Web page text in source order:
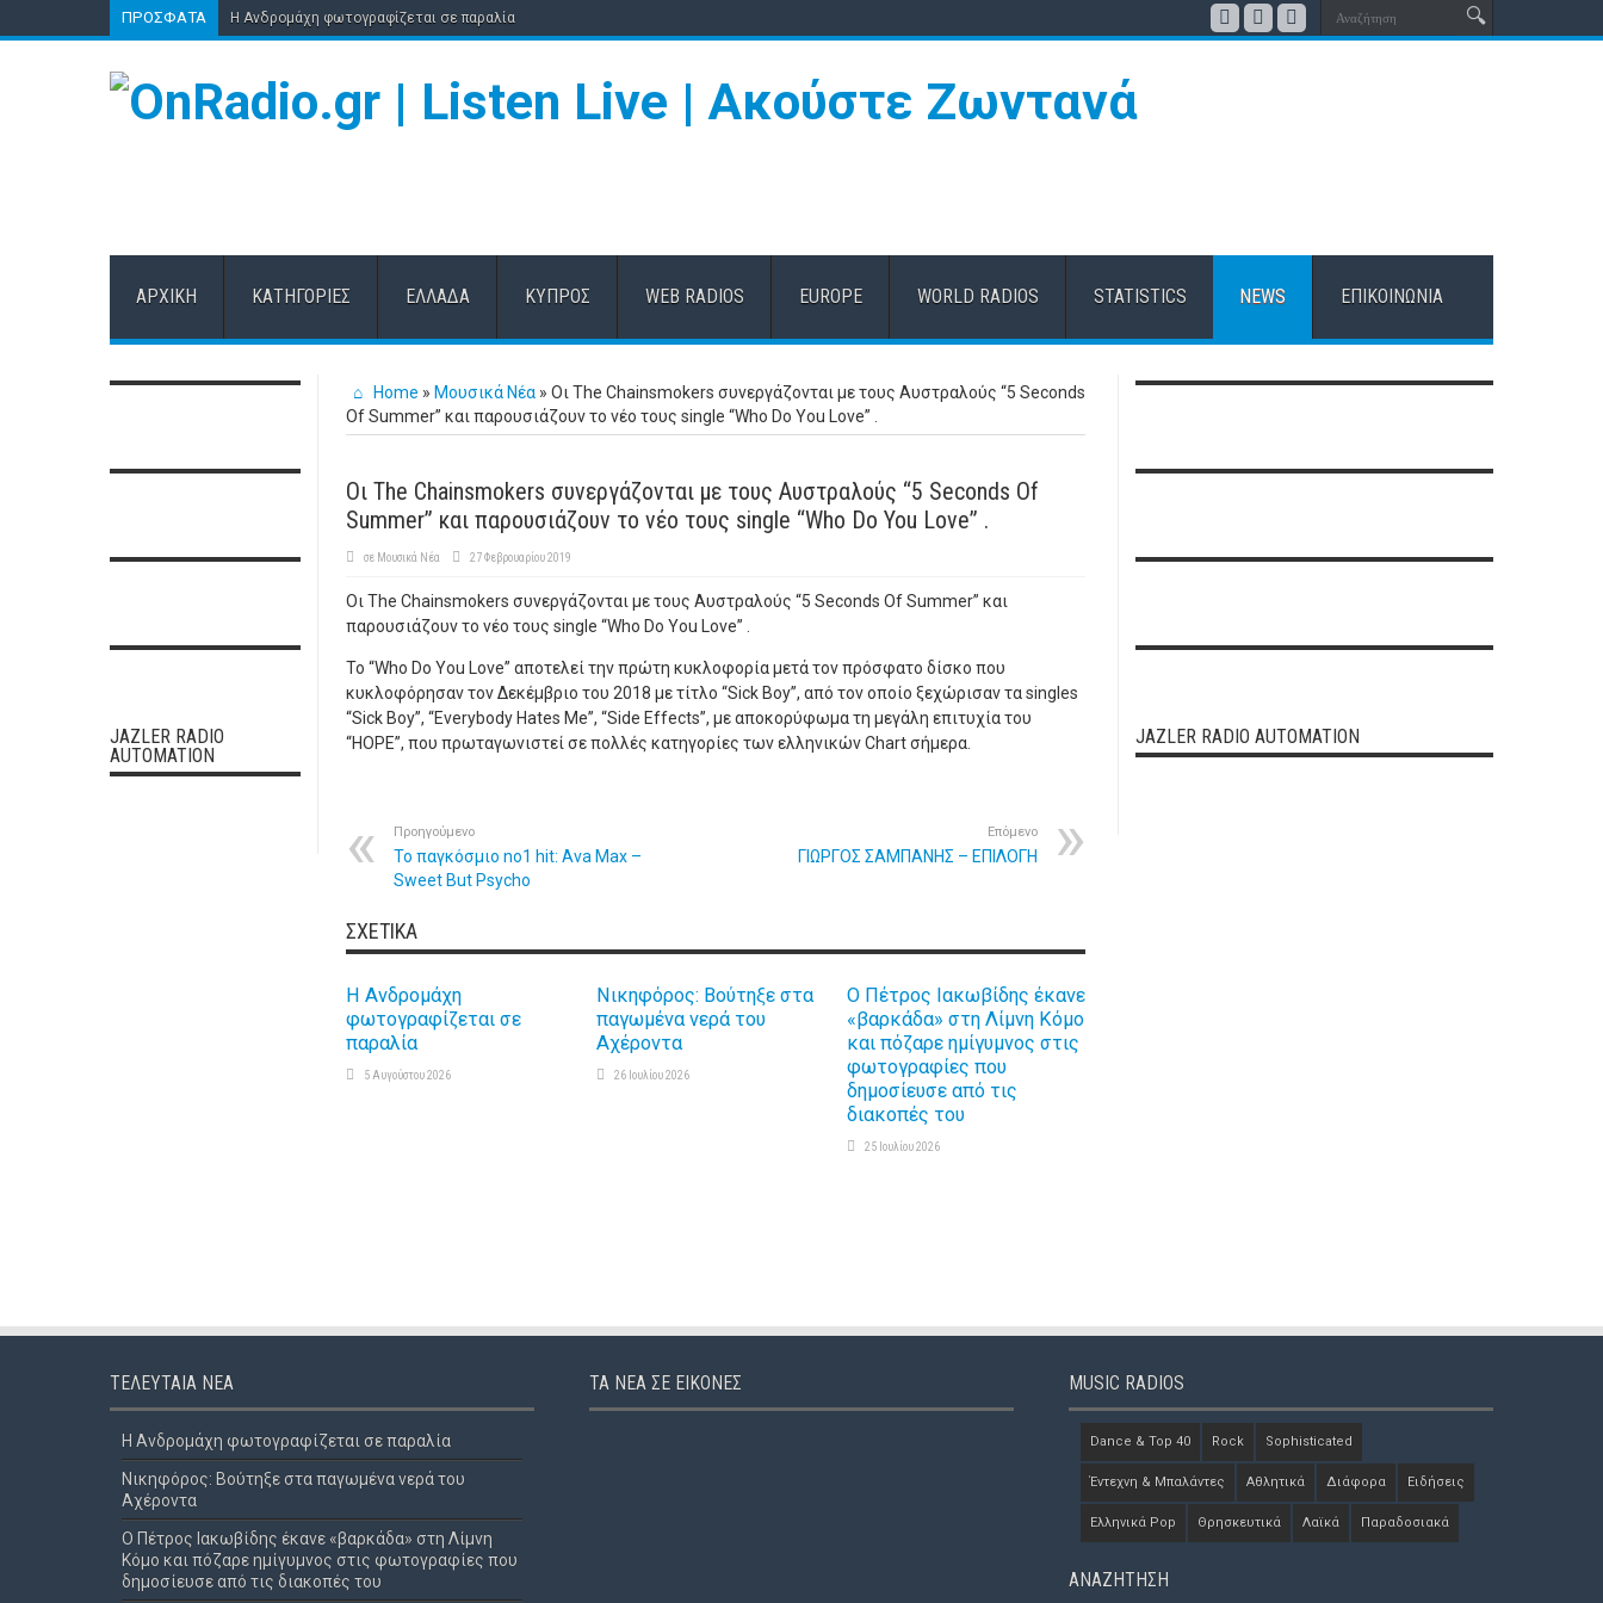
ΠΡΌΣΦΑΤΑ Η Ανδρομάχη φωτογραφίζεται σε παραλία
ΑΡΧΙΚΉ ΚΑΤΗΓΟΡΊΕΣ ΕΛΛΆΔΑ ΚΎΠΡΟΣ WEB RADIOS EUROPE WORLD RADIOS STATISTICS NEWS ΕΠΙΚΟΙΝΩΝΊΑ
Home » Μουσικά Νέα » Οι The Chainsmokers συνεργάζονται με τους Αυστραλούς “5 Seconds
Of Summer” και παρουσιάζουν το νέο τους single “Who Do You Love” .
Οι The Chainsmokers συνεργάζονται με τους Αυστραλούς “5 Seconds Of
Summer” και παρουσιάζουν το νέο τους single “Who Do You Love” .
σε Μουσικά Νέα 27 Φεβρουαρίου 2019
Οι The Chainsmokers συνεργάζονται με τους Αυστραλούς “5 Seconds Of Summer” και
παρουσιάζουν το νέο τους single “Who Do You Love” .
To “Who Do You Love” αποτελεί την πρώτη κυκλοφορία μετά τον πρόσφατο δίσκο που
κυκλοφόρησαν τον Δεκέμβριο του 2018 με τίτλο “Sick Boy”, από τον οποίο ξεχώρισαν τα singles
“Sick Boy”, “Everybody Hates Me”, “Side Effects”, με αποκορύφωμα τη μεγάλη επιτυχία του
“HOPE”, που πρωταγωνιστεί σε πολλές κατηγορίες των ελληνικών Chart σήμερα.
Προηγούμενο
To παγκόσμιο nο1 hit: Ava Max –
Sweet But Psycho
Επόμενο
ΓΙΩΡΓΟΣ ΣΑΜΠΑΝΗΣ – ΕΠΙΛΟΓΗ
ΣΧΕΤΙΚΆ
Η Ανδρομάχη
φωτογραφίζεται σε
παραλία
5 Αυγούστου 2026
Νικηφόρος: Βούτηξε στα
παγωμένα νερά του
Αχέροντα
26 Ιουλίου 2026
Ο Πέτρος Ιακωβίδης έκανε
«βαρκάδα» στη Λίμνη Κόμο
και πόζαρε ημίγυμνος στις
φωτογραφίες που
δημοσίευσε από τις
διακοπές του
25 Ιουλίου 2026
JAZLER RADIO
AUTOMATION
JAZLER RADIO AUTOMATION
ΤΕΛΕΥΤΑΊΑ ΝΈΑ
Η Ανδρομάχη φωτογραφίζεται σε παραλία
Νικηφόρος: Βούτηξε στα παγωμένα νερά του
Αχέροντα
Ο Πέτρος Ιακωβίδης έκανε «βαρκάδα» στη Λίμνη
Κόμο και πόζαρε ημίγυμνος στις φωτογραφίες που
δημοσίευσε από τις διακοπές του
ΤΑ ΝΈΑ ΣΕ ΕΙΚΌΝΕΣ MUSIC RADIOS
Dance & Top 40 Rock Sophisticated
Έντεχνη & Μπαλάντες Αθλητικά Διάφορα Ειδήσεις
Ελληνικά Pop Θρησκευτικά Λαϊκά Παραδοσιακά
ΑΝΑΖΗΤΗΣΗ